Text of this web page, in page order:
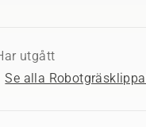
utgått
Se alla